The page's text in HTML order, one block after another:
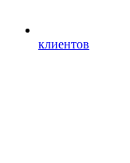
клиентов